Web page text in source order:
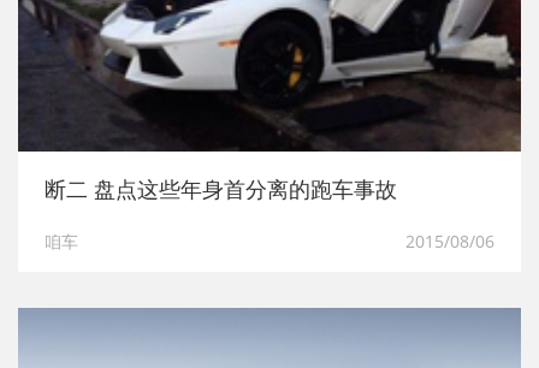
断二 盘点这些年身首分离的跑车事故
咱车 2015/08/06